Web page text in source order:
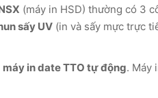
(máy in HSD) thường có 3
sấy UV(in và sấy mực trực
máy in date TTO tự động. Máy